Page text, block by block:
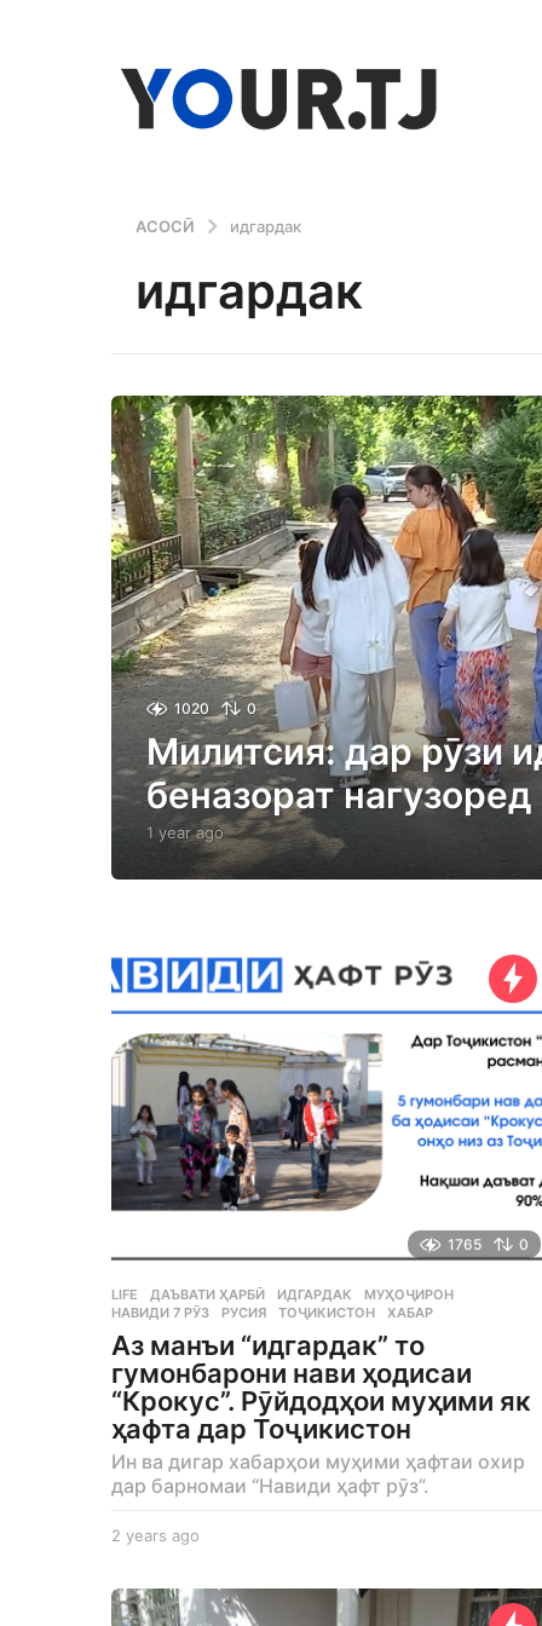
АСОСӢ идгардак
идгардак
1020 0
Милитсия: дар рӯзи
беназорат нагузоред
1 year ago1
y
e
g
o
1765 0
LIFE ДАЪВАТИ ҲАРБӢ ,ИДГАРДАК ,МУҲОҶИРОН
НАВИДИ 7 РӮЗ
,РУСИЯ ,ТОҶИКИСТОН ,ХАБАР
Аз манъи “идгардак” то
гумонбарони нави ҳодисаи
“Крокус”. Рӯйдодҳои муҳими як
ҳафта дар Тоҷикистон
Ин ва дигар хабарҳои муҳими ҳафтаи охир
дар барномаи “Навиди ҳафт рӯз”.
2 years ago